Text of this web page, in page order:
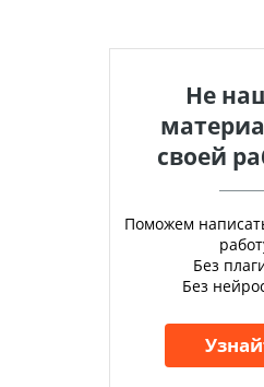
Не
своей
Поможем
Без
Без